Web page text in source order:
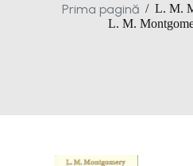
Prima pagină / L. M.
L. M.